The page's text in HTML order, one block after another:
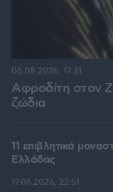
Αφροδίτη στον
ζώδια
06.08.2026, 17:31
11 επιβλητικά
Ελλάδας
17.06.2026, 22:51